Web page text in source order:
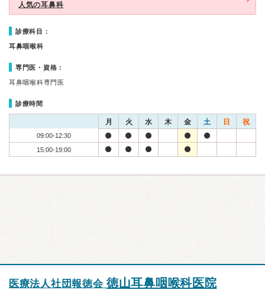
人気の耳鼻科
診療科目：
耳鼻咽喉科
専門医・資格：
耳鼻咽喉科専門医
診療時間
月 火 水 木 金 土 日 祝
09:00-12:30
15:00-19:00
医療法人社団報徳会 徳山耳鼻咽喉科医院